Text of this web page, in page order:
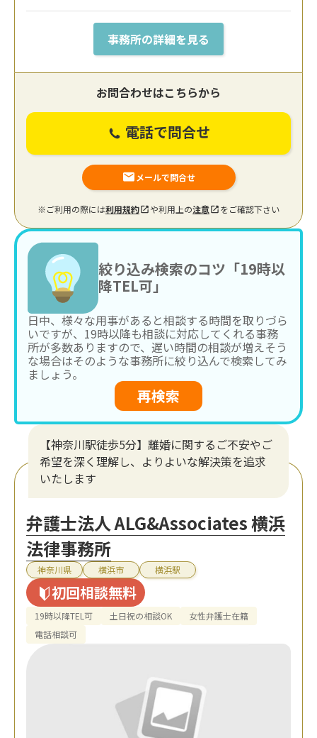
事務所の詳細を見る
お問合わせはこちらから
電話で問合せ
メールで問合せ
※ご利用の際には利用規約 や利用上の注意 をご確認下さい
絞り込み検索のコツ「19時以
降TEL可」
日中、様々な用事があると相談する時間を取りづら
いですが、19時以降も相談に対応してくれる事務
所が多数ありますので、遅い時間の相談が増えそう
な場合はそのような事務所に絞り込んで検索してみ
ましょう。
再検索
【神奈川駅徒歩5分】離婚に関するご不安やご
希望を深く理解し、よりよいな解決策を追求
いたします
弁護士法人 ALG&Associates 横浜
法律事務所
神奈川県 横浜市 横浜駅
初回相談無料
19時以降TEL可 土日祝の相談OK
女性弁護士在籍
電話相談可